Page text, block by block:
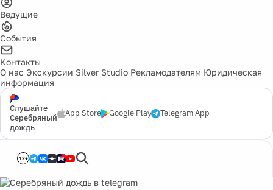
Ведущие
События
Контакты
О нас Экскурсии Silver Studio Рекламодателям Юридическая
информация
Слушайте
Серебряный
дождь
App Store Google Play Telegram App
12+